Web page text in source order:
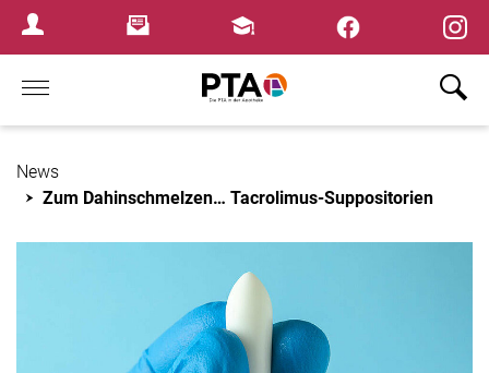
Login MenuNewsletterFortbildungen
Home
News
Zum Dahinschmelzen… Tacrolimus-Suppositorien
×